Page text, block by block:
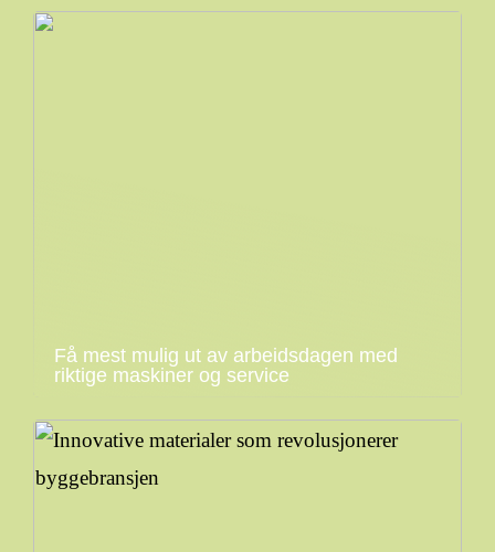
Få mest mulig ut av arbeidsdagen med
riktige maskiner og service